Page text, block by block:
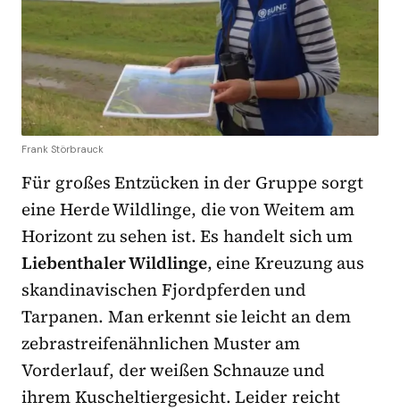
Frank Störbrauck
Für großes Entzücken in der Gruppe sorgt
eine Herde Wildlinge, die von Weitem am
Horizont zu sehen ist. Es handelt sich um
Liebenthaler Wildlinge, eine Kreuzung aus
skandinavischen Fjordpferden und
Tarpanen. Man erkennt sie leicht an dem
zebrastreifenähnlichen Muster am
Vorderlauf, der weißen Schnauze und
ihrem Kuscheltiergesicht. Leider reicht